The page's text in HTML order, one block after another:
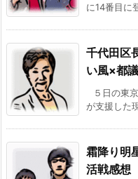
に14番目に
千代田区
い風×都
５日の東
が支援した
霜降り明
活戦感想